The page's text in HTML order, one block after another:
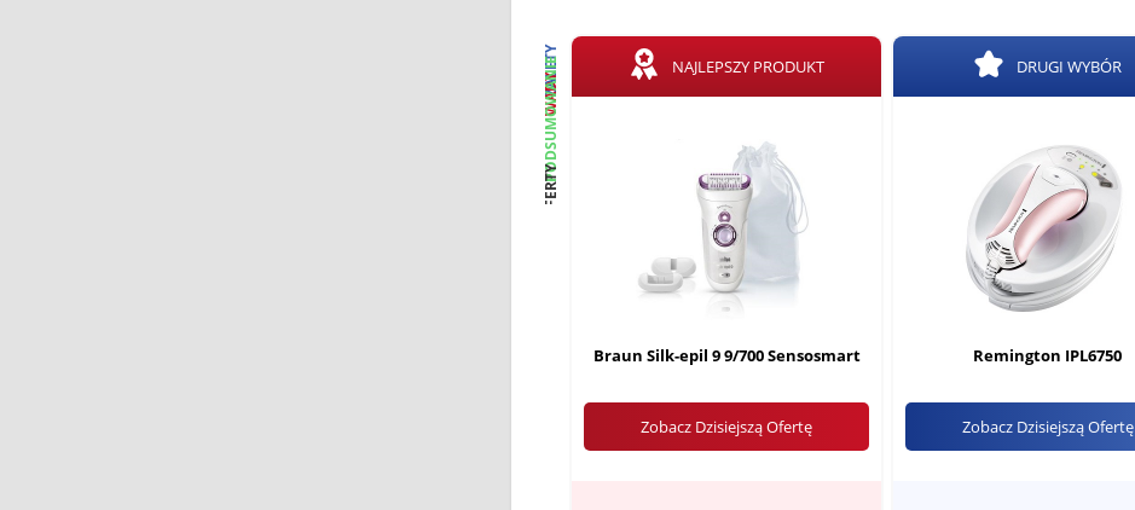
ZALETY
WADY
PODSUMOWANIE
OFERTY
NAJLEPSZY PRODUKT
Braun Silk-epil 9 9/700 Sensosmart
Zobacz Dzisiejszą Ofertę
DRUGI WYBÓR
Remington IPL6750
Zobacz Dzisiejszą Ofertę